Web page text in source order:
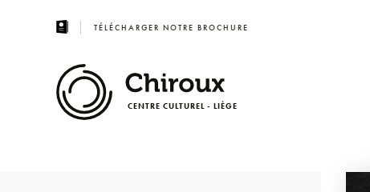
TÉLÉCHARGER NOTRE BROCHURE
CENTRE CULTUREL - LIÈGE